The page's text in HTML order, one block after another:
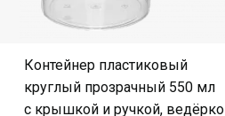
Контейнер пластиковый
круглый прозрачный 550 мл
с крышкой и ручкой, ведёрко